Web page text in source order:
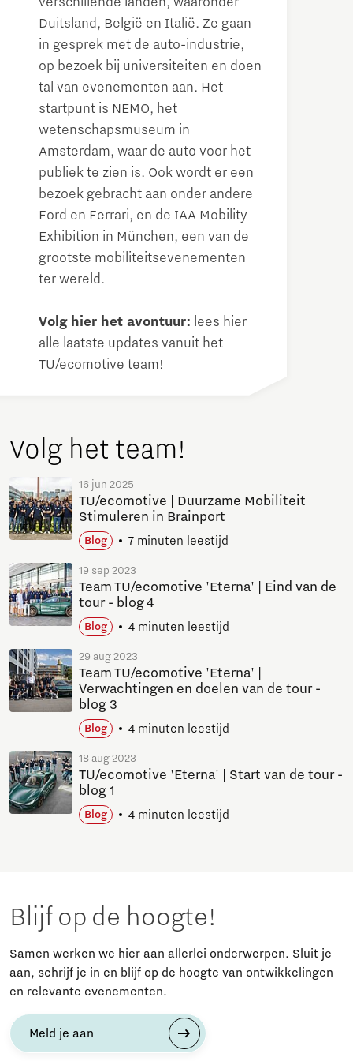
Duitsland, België en Italië. Ze gaan
in gesprek met de auto-industrie,
op bezoek bij universiteiten en doen
tal van evenementen aan. Het
startpunt is NEMO, het
wetenschapsmuseum in
Amsterdam, waar de auto voor het
publiek te zien is. Ook wordt er een
bezoek gebracht aan onder andere
Ford en Ferrari, en de IAA Mobility
Exhibition in München, een van de
grootste mobiliteitsevenementen
ter wereld.
Volg hier het avontuur: lees hier
alle laatste updates vanuit het
TU/ecomotive team!
Volg het team!
16 jun 2025
TU/ecomotive | Duurzame Mobiliteit
Stimuleren in Brainport
Blog 7 minuten leestijd
19 sep 2023
Team TU/ecomotive 'Eterna' | Eind van de
tour - blog 4
Blog 4 minuten leestijd
29 aug 2023
Team TU/ecomotive 'Eterna' |
Verwachtingen en doelen van de tour -
blog 3
Blog 4 minuten leestijd
18 aug 2023
TU/ecomotive 'Eterna' | Start van de tour -
blog 1
Blog 4 minuten leestijd
Blijf op de hoogte!
Samen werken we hier aan allerlei onderwerpen. Sluit je
aan, schrijf je in en blijf op de hoogte van ontwikkelingen
en relevante evenementen.
Meld je aan